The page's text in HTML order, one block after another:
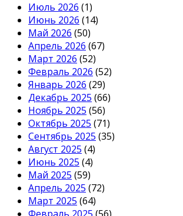
Июль 2026 (1)
Июнь 2026 (14)
Май 2026 (50)
Апрель 2026 (67)
Март 2026 (52)
Февраль 2026 (52)
Январь 2026 (29)
Декабрь 2025 (66)
Ноябрь 2025 (56)
Октябрь 2025 (71)
Сентябрь 2025 (35)
Август 2025 (4)
Июнь 2025 (4)
Май 2025 (59)
Апрель 2025 (72)
Март 2025 (64)